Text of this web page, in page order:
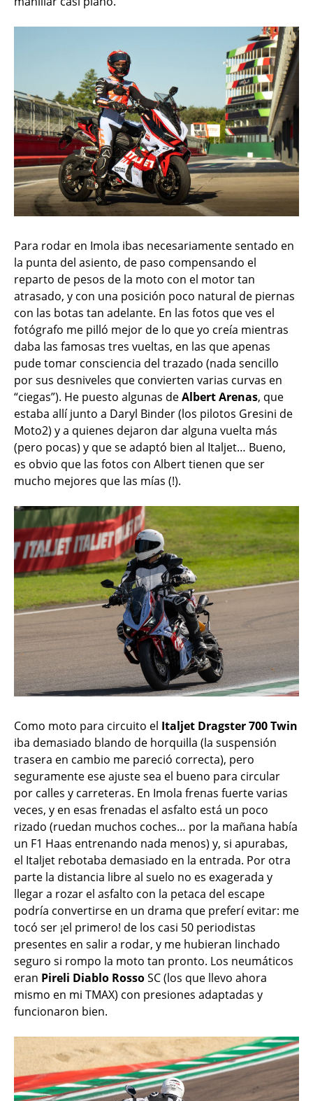
Para rodar en Imola ibas necesariamente sentado en
la punta del asiento, de paso compensando el
reparto de pesos de la moto con el motor tan
atrasado, y con una posición poco natural de piernas
con las botas tan adelante. En las fotos que ves el
fotógrafo me pilló mejor de lo que yo creía mientras
daba las famosas tres vueltas, en las que apenas
pude tomar consciencia del trazado (nada sencillo
por sus desniveles que convierten varias curvas en
“ciegas”). He puesto algunas deAlbert Arenas, que
estaba allí junto a Daryl Binder (los pilotos Gresini de
Moto2) y a quienes dejaron dar alguna vuelta más
(pero pocas) y que se adaptó bien al Italjet… Bueno,
es obvio que las fotos con Albert tienen que ser
mucho mejores que las mías (!).
Como moto para circuito el Italjet Dragster 700 Twin
iba demasiado blando de horquilla (la suspensión
trasera en cambio me pareció correcta), pero
seguramente ese ajuste sea el bueno para circular
por calles y carreteras. En Imola frenas fuerte varias
veces, y en esas frenadas el asfalto está un poco
rizado (ruedan muchos coches… por la mañana había
un F1 Haas entrenando nada menos) y, si apurabas,
el Italjet rebotaba demasiado en la entrada. Por otra
parte la distancia libre al suelo no es exagerada y
llegar a rozar el asfalto con la petaca del escape
podría convertirse en un drama que preferí evitar: me
tocó ser ¡el primero! de los casi 50 periodistas
presentes en salir a rodar, y me hubieran linchado
seguro si rompo la moto tan pronto. Los neumáticos
eran Pireli Diablo RossoSC (los que llevo ahora
mismo en mi TMAX) con presiones adaptadas y
funcionaron bien.